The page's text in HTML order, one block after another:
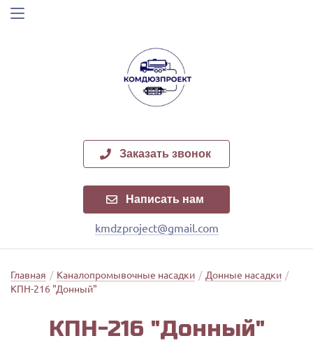
Заказать звонок
Написать нам
kmdzproject@gmail.com
Главная / Каналопромывочные насадки / Донные насадки /
КПН-216 "Донный"
КПН-216 "Дон­ный"